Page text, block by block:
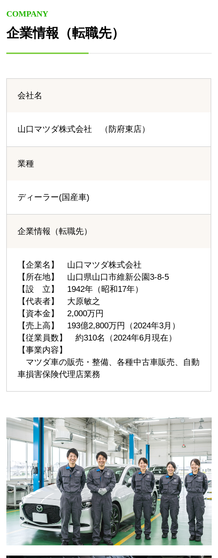
COMPANY
企業情報（転職先）
会社名
山口マツダ株式会社 （防府東店）
業種
ディーラー(国産車)
企業情報（転職先）
【企業名】 山口マツダ株式会社
【所在地】 山口県山口市維新公園3-8-5
【設 立】 1942年（昭和17年）
【代表者】 大原敏之
【資本金】 2,000万円
【売上高】 193億2,800万円（2024年3月）
【従業員数】 約310名（2024年6月現在）
【事業内容】
マツダ車の販売・整備、各種中古車販売、自動
車損害保険代理店業務